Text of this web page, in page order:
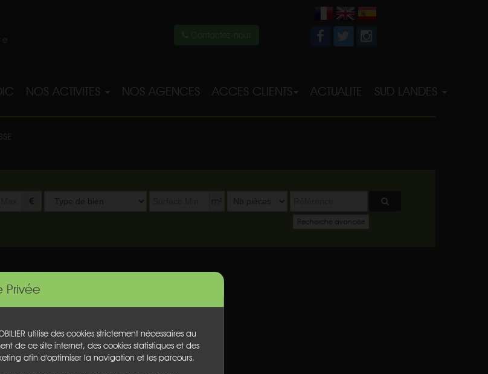
Privée
utilise des cookies strictement nécessaires au
de ce site internet, des cookies statistiques et des
afin d'optimiser la navigation et les parcours.
Contactez-nous
NOS ACTIVITES NOS AGENCES ACCES CLIENTS ACTUALITE SUD LANDES
Type
Recherche avancée
Aucun résultat